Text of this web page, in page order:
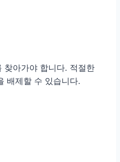
찾아가야 합니다. 적절한
배제할 수 있습니다.